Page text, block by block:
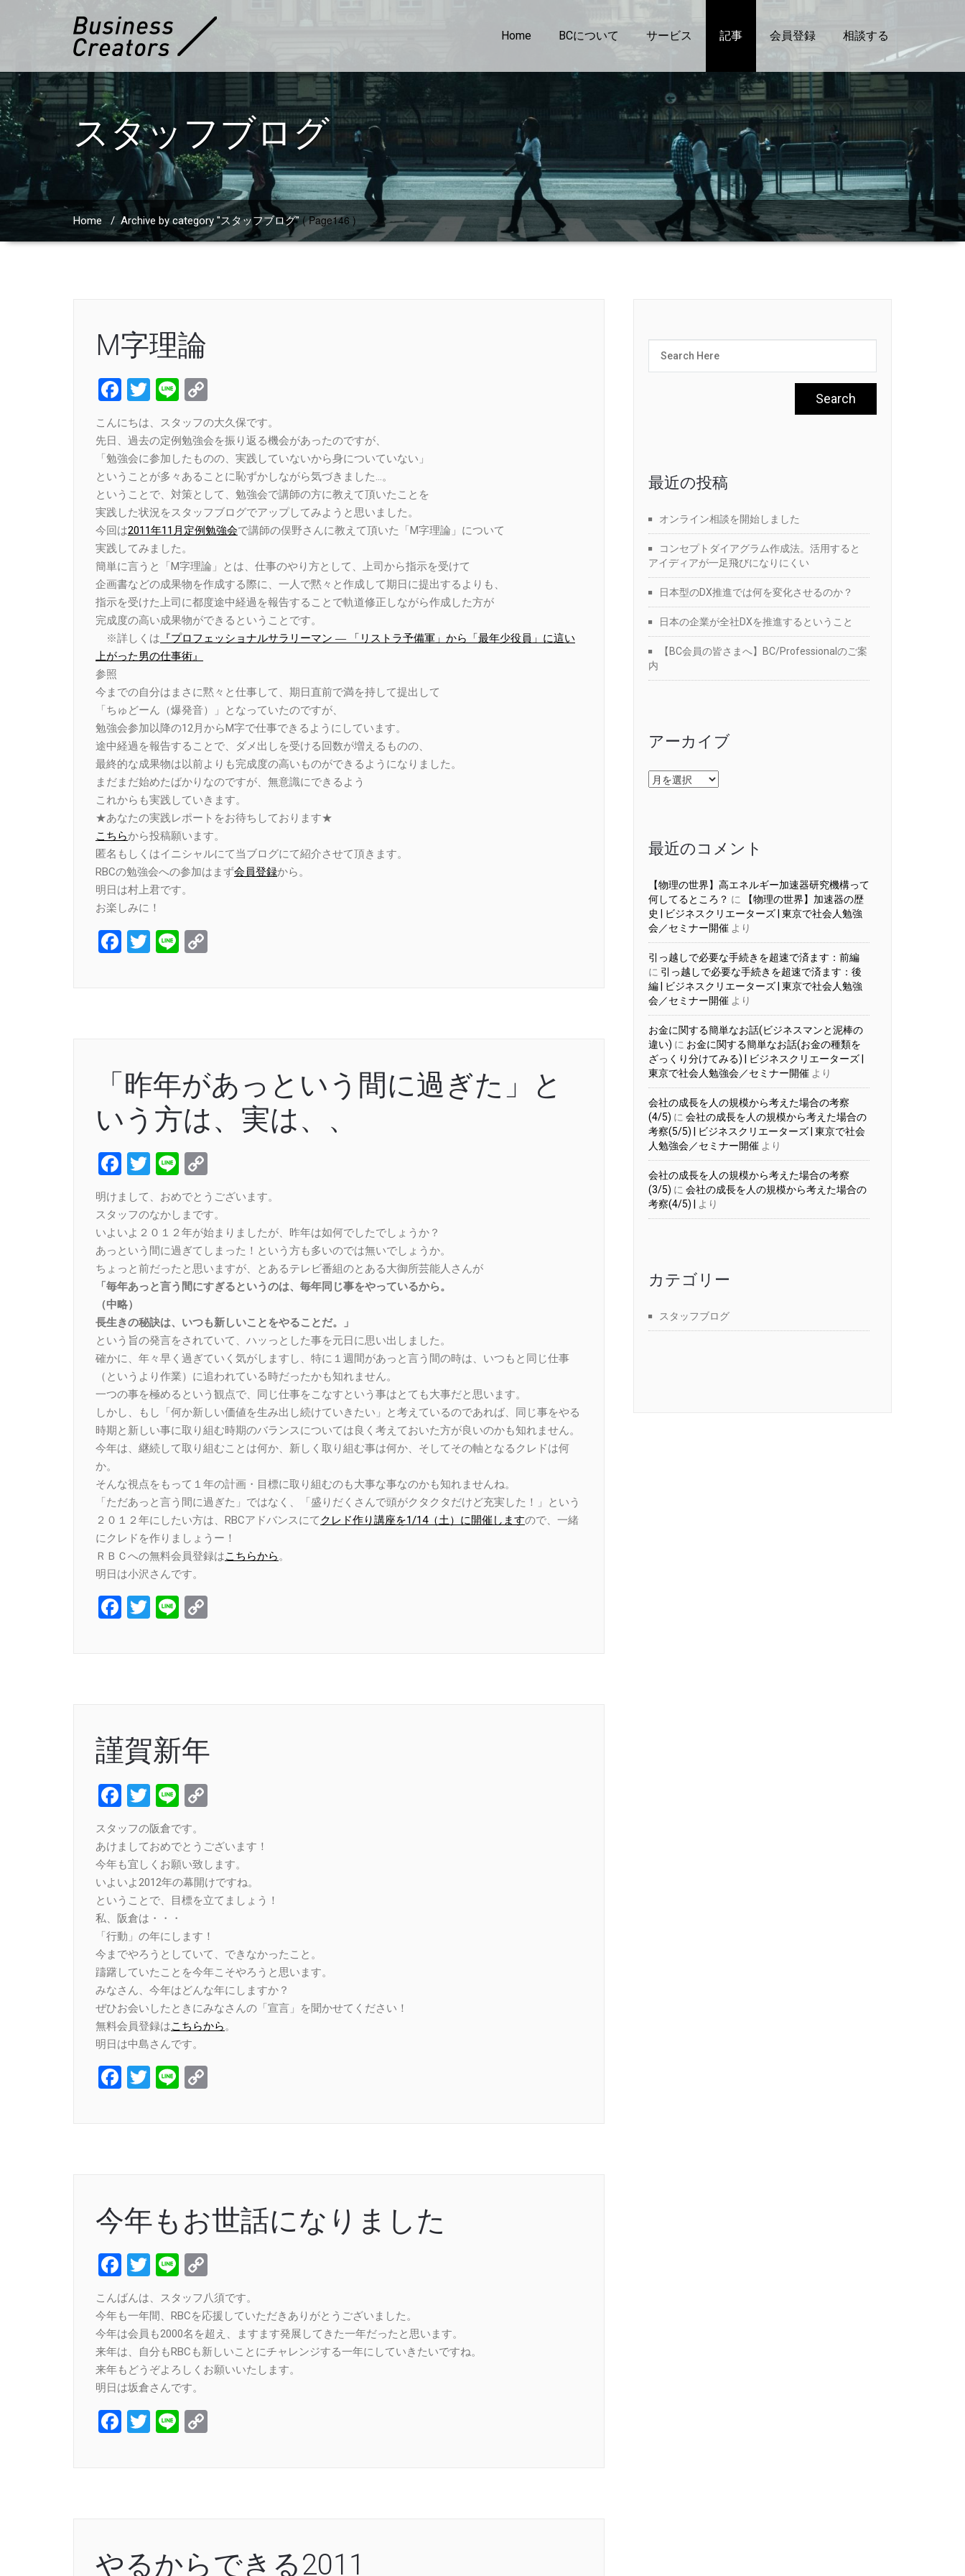
Home BCについて サービス 記事 会員登録 相談する
スタッフブログ
Home / Archive by category "スタッフブログ" ( Page146 )
M字理論
Facebook
Twitter
Line
Link
こんにちは、スタッフの大久保です。
先日、過去の定例勉強会を振り返る機会があったのですが、
「勉強会に参加したものの、実践していないから身についていない」
ということが多々あることに恥ずかしながら気づきました…。
ということで、対策として、勉強会で講師の方に教えて頂いたことを
実践した状況をスタッフブログでアップしてみようと思いました。
今回は2011年11月定例勉強会で講師の俣野さんに教えて頂いた「M字理論」について
実践してみました。
簡単に言うと「M字理論」とは、仕事のやり方として、上司から指示を受けて
企画書などの成果物を作成する際に、一人で黙々と作成して期日に提出するよりも、
指示を受けた上司に都度途中経過を報告することで軌道修正しながら作成した方が
完成度の高い成果物ができるということです。
※詳しくは 『プロフェッショナルサラリーマン ― 「リストラ予備軍」から「最年少役員」に這い
上がった男の仕事術』
参照
今までの自分はまさに黙々と仕事して、期日直前で満を持して提出して
「ちゅどーん（爆発音）」となっていたのですが、
勉強会参加以降の12月からM字で仕事できるようにしています。
途中経過を報告することで、ダメ出しを受ける回数が増えるものの、
最終的な成果物は以前よりも完成度の高いものができるようになりました。
まだまだ始めたばかりなのですが、無意識にできるよう
これからも実践していきます。
★あなたの実践レポートをお待ちしております★
こちらから投稿願います。
匿名もしくはイニシャルにて当ブログにて紹介させて頂きます。
RBCの勉強会への参加はまず会員登録から。
明日は村上君です。
お楽しみに！
Facebook
Twitter
Line
「昨年があっという間に過ぎた」と
いう方は、実は、、
Facebook
Twitter
Line
Link
明けまして、おめでとうございます。
スタッフのなかしまです。
いよいよ２０１２年が始まりましたが、昨年は如何でしたでしょうか？
あっという間に過ぎてしまった！という方も多いのでは無いでしょうか。
ちょっと前だったと思いますが、とあるテレビ番組のとある大御所芸能人さんが
「毎年あっと言う間にすぎるというのは、毎年同じ事をやっているから。
（中略）
長生きの秘訣は、いつも新しいことをやることだ。」
という旨の発言をされていて、ハッっとした事を元日に思い出しました。
確かに、年々早く過ぎていく気がしますし、特に１週間があっと言う間の時は、いつもと同じ仕事
（というより作業）に追われている時だったかも知れません。
一つの事を極めるという観点で、同じ仕事をこなすという事はとても大事だと思います。
しかし、もし「何か新しい価値を生み出し続けていきたい」と考えているのであれば、同じ事をやる
時期と新しい事に取り組む時期のバランスについては良く考えておいた方が良いのかも知れません。
今年は、継続して取り組むことは何か、新しく取り組む事は何か、そしてその軸となるクレドは何
か。
そんな視点をもって１年の計画・目標に取り組むのも大事な事なのかも知れませんね。
「ただあっと言う間に過ぎた」ではなく、「盛りだくさんで頭がクタクタだけど充実した！」という
２０１２年にしたい方は、RBCアドバンスにてクレド作り講座を1/14（土）に開催しますので、一緒
にクレドを作りましょうー！
ＲＢＣへの無料会員登録はこちらから。
明日は小沢さんです。
Facebook
Twitter
Line
謹賀新年
Facebook
Twitter
Line
スタッフの阪倉です。
あけましておめでとうございます！
今年も宜しくお願い致します。
いよいよ2012年の幕開けですね。
ということで、目標を立てましょう！
私、阪倉は・・・
「行動」の年にします！
今までやろうとしていて、できなかったこと。
躊躇していたことを今年こそやろうと思います。
みなさん、今年はどんな年にしますか？
ぜひお会いしたときにみなさんの「宣言」を聞かせてください！
無料会員登録はこちらから。
明日は中島さんです。
Facebook
Twitter
Line
今年もお世話になりました
Facebook
Twitter
Line
Link
こんばんは、スタッフ八須です。
今年も一年間、RBCを応援していただきありがとうございました。
今年は会員も2000名を超え、ますます発展してきた一年だったと思います。
来年は、自分もRBCも新しいことにチャレンジする一年にしていきたいですね。
来年もどうぞよろしくお願いいたします。
明日は坂倉さんです。
Facebook
Twitter
Line
やるからできる2011
最近の投稿
オンライン相談を開始しました
コンセプトダイアグラム作成法。活用すると
アイディアが一足飛びになりにくい
日本型のDX推進では何を変化させるのか？
日本の企業が全社DXを推進するということ
【BC会員の皆さまへ】BC/Professionalのご案
内
アーカイブ
ア
ー
最近のコメント
【物理の世界】高エネルギー加速器研究機構って
何してるところ？ に
【物理の世界】加速器の歴
史 | ビジネスクリエーターズ | 東京で社会人勉強
会／セミナー開催 より
引っ越しで必要な手続きを超速で済ます：前編
に 引っ越しで必要な手続きを超速で済ます：後
編 | ビジネスクリエーターズ | 東京で社会人勉強
会／セミナー開催 より
お金に関する簡単なお話(ビジネスマンと泥棒の
違い) に お金に関する簡単なお話(お金の種類を
ざっくり分けてみる) | ビジネスクリエーターズ |
東京で社会人勉強会／セミナー開催 より
会社の成長を人の規模から考えた場合の考察
(4/5) に 会社の成長を人の規模から考えた場合の
考察(5/5) | ビジネスクリエーターズ | 東京で社会
人勉強会／セミナー開催 より
会社の成長を人の規模から考えた場合の考察
(3/5) に 会社の成長を人の規模から考えた場合の
考察(4/5) |
より
カテゴリー
スタッフブログ